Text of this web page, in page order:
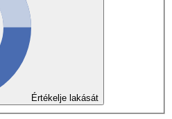
Értékelje lakását